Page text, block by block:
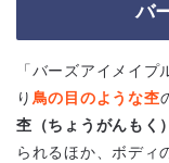
バ
「バーズアイメイ
り 鳥の目のような杢
杢（ちょうがんもく）
られるほか、ボディ